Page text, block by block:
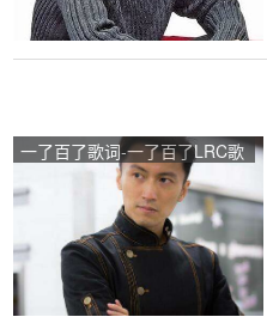
一了百了歌词-一了百了LRC歌